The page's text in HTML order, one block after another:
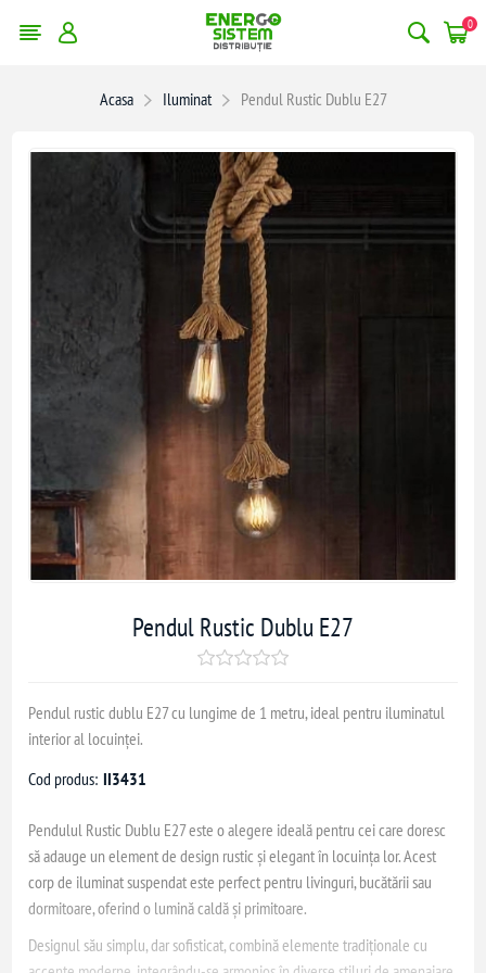
0
Acasa Iluminat Pendul Rustic Dublu E27
Pendul Rustic Dublu E27
Pendul rustic dublu E27 cu lungime de 1 metru, ideal pentru iluminatul
interior al locuinței.
Cod produs: II3431
Pendulul Rustic Dublu E27 este o alegere ideală pentru cei care doresc
să adauge un element de design rustic și elegant în locuința lor. Acest
corp de iluminat suspendat este perfect pentru livinguri, bucătării sau
dormitoare, oferind o lumină caldă și primitoare.
Designul său simplu, dar sofisticat, combină elemente tradiționale cu